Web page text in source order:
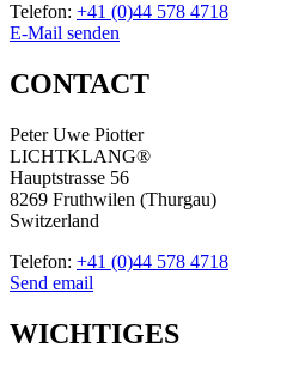
Telefon: +41 (0)44 578 4718
E-Mail senden
CONTACT
Peter Uwe Piotter
LICHTKLANG®
Hauptstrasse 56
8269 Fruthwilen (Thurgau)
Switzerland
Telefon: +41 (0)44 578 4718
Send email
WICHTIGES